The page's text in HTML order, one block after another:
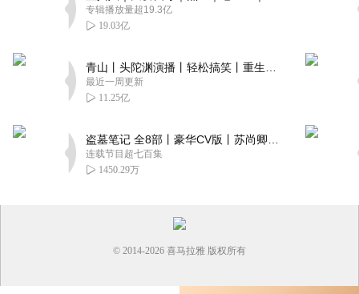
专辑播放量超19.3亿
19.03亿
最近一周更新
11.25亿
连载节目超七百集
1450.29万
© 2014-2026 喜马拉雅 版权所有